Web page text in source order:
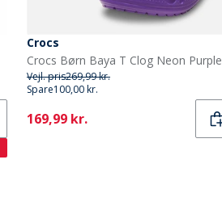
Crocs
Crocs Børn Baya T Clog Neon Purple
Vejl. pris269,99 kr.
Spare100,00 kr.
Current
169,99 kr.